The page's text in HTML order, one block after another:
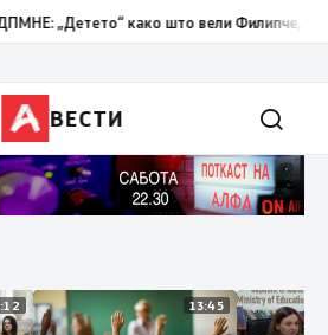
како што вели Филипче, денес со
ВЕСТИ
14:12 13:45